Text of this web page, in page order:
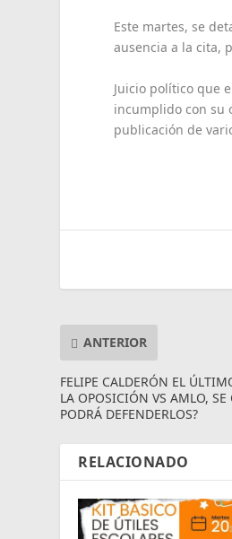
Este martes, se
ausencia a la cita,
Juicio político que
incumplido con su
publicación de
ANTERIOR
FELIPE CALDERÓN EL
LA OPOSICIÓN VS AMLO,
PODRÁ DEFENDERLOS?
RELACIONADO